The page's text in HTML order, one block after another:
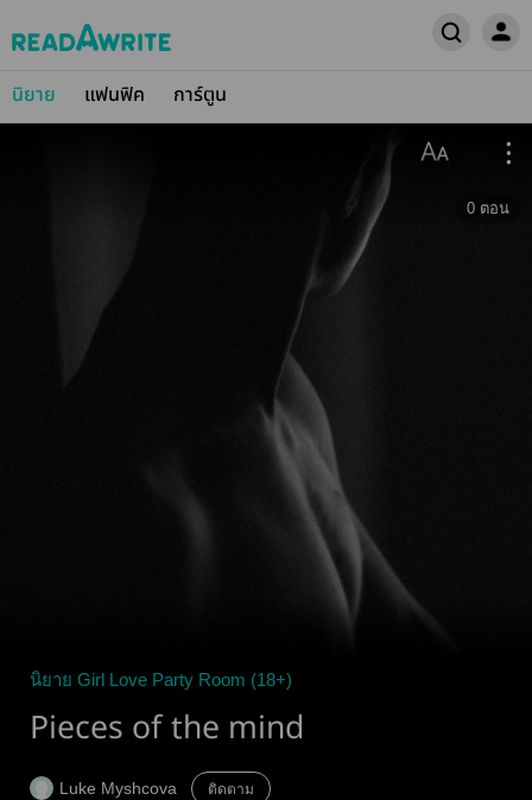
นิยาย แฟนฟิค การ์ตูน
0 ตอน
นิยาย Girl Love Party Room (18+)
Pieces of the mind
Luke Myshcova ติดตาม